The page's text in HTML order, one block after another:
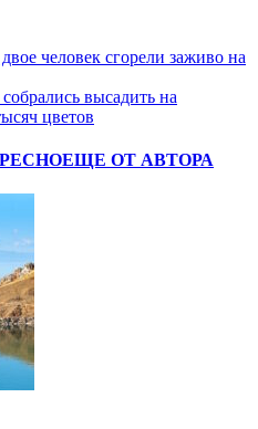
человек сгорели заживо на
высадить на
цветов
ЕЩЕ ОТ АВТОРА